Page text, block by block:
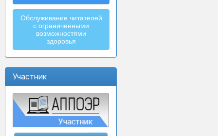
Обслуживание читателей
с ограниченными
возможностями
здоровья
Участник